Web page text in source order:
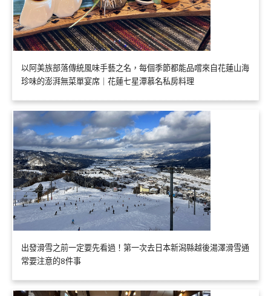
以阿美族部落傳統風味手藝之名，每個季節都能品嚐來自花蓮山海
珍味的澎湃無菜單宴席｜花蓮七星潭慕名私房料理
出發滑雪之前一定要先看過！第一次去日本新潟縣越後湯澤滑雪通
常要注意的8件事